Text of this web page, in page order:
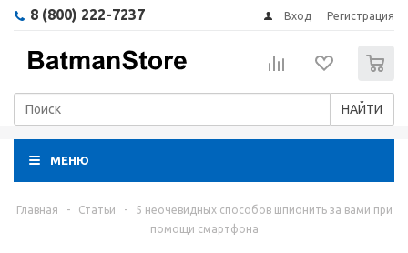
8 (800) 222-7237 Вход Регистрация
НАЙТИ
МЕНЮ
Главная - Статьи -
5 неочевидных способов шпионить за вами при
помощи смартфона